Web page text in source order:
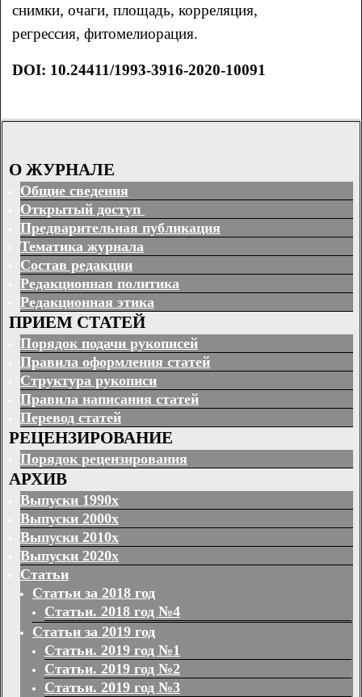
снимки, очаги, площадь, корреляция,
регрессия, фитомелиорация.
DOI: 10.24411/1993-3916-2020-10091
О ЖУРНАЛЕ
Общие сведения
Открытый доступ
Предварительная публикация
Тематика журнала
Состав редакции
Редакционная политика
Редакционная этика
ПРИЕМ СТАТЕЙ
Порядок подачи рукописей
Правила оформления статей
Структура рукописи
Правила написания статей
Перевод статей
РЕЦЕНЗИРОВАНИЕ
Порядок рецензирования
АРХИВ
Выпуски 1990х
Выпуски 2000х
Выпуски 2010х
Выпуски 2020х
Статьи
Статьи за 2018 год
Статьи. 2018 год №4
Статьи за 2019 год
Статьи. 2019 год №1
Статьи. 2019 год №2
Статьи. 2019 год №3